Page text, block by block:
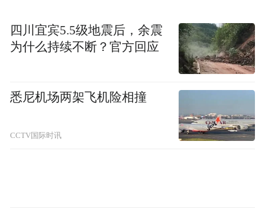
“特别声明：以上作品内容(包括在内的视频、图片或音
频)为凤凰网旗下自媒体平台“大风号”用户上传并发
布，本平台仅提供信息存储空间服务。
Notice: The content above (including the videos,
pictures and audios if any) is uploaded and posted
by the user of Dafeng Hao, which is a social media
platform and merely provides information storage
space services.”
四川宜宾5.5级地震后，余震
为什么持续不断？官方回应
悉尼机场两架飞机险相撞
CCTV国际时讯